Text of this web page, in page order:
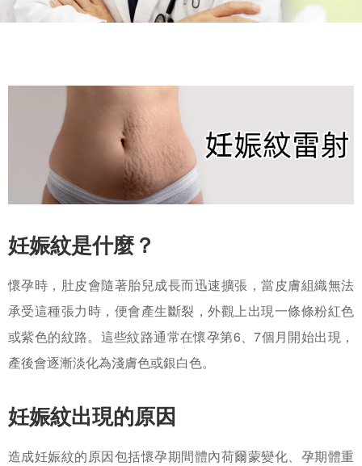
妊娠紋是什麼？
懷孕時，肚皮會隨著胎兒成長而迅速擴張，當皮膚組織無法
承受這種張力時，便會產生斷裂，外觀上出現一條條粉紅色
或紫色的紋路。這些紋路通常在懷孕第6、7個月開始出現，
產後會逐漸淡化為淺膚色或銀白色。
妊娠紋出現的原因
造成妊娠紋的原因包括懷孕期間體內荷爾蒙變化、孕期體重